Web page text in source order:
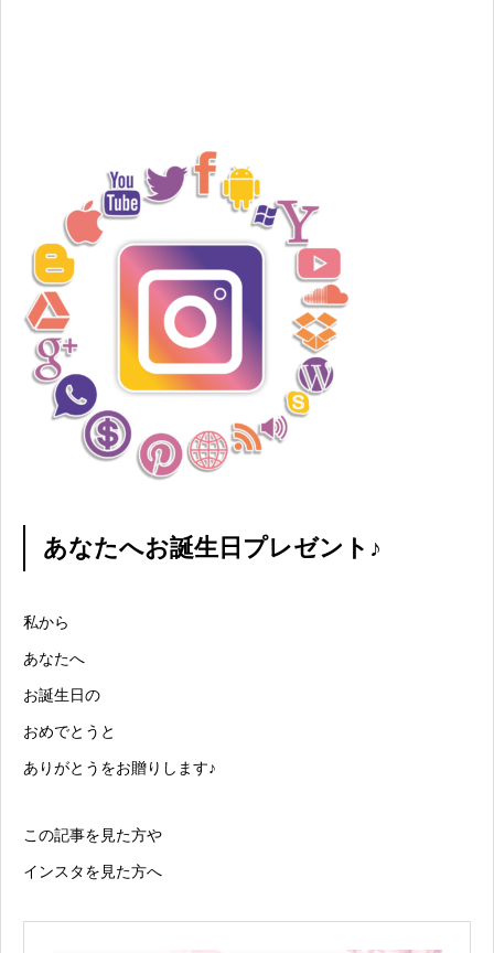
あなたへお誕生日プレゼント♪
私から
あなたへ
お誕生日の
おめでとうと
ありがとうをお贈りします♪
この記事を見た方や
インスタを見た方へ